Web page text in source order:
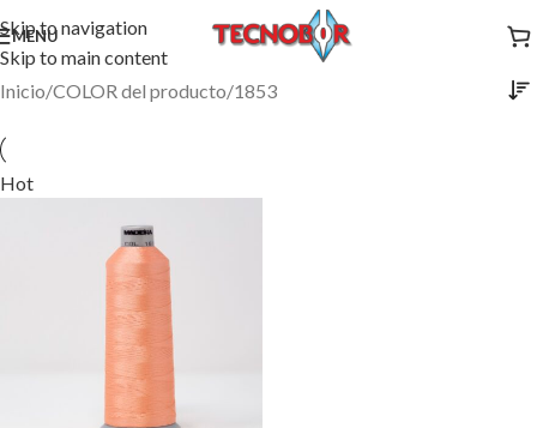
Skip to navigation
Skip to main content
MENU
Inicio COLOR del producto 1853
Hot